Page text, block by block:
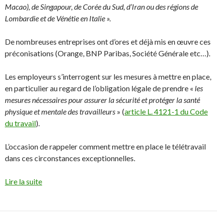
Macao), de Singapour, de Corée du Sud, d’Iran ou des régions de
Lombardie et de Vénétie en Italie ».
De nombreuses entreprises ont d’ores et déjà mis en œuvre ces
préconisations (Orange, BNP Paribas, Société Générale etc…).
Les employeurs s’interrogent sur les mesures à mettre en place,
en particulier au regard de l’obligation légale de prendre « les
mesures nécessaires pour assurer la sécurité et protéger la santé
physique et mentale des travailleurs » (article L. 4121-1 du Code
du travail).
L’occasion de rappeler comment mettre en place le télétravail
dans ces circonstances exceptionnelles.
Lire la suite